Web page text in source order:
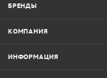
БРЕНДЫ
КОМПАНИЯ
ИНФОРМАЦИЯ